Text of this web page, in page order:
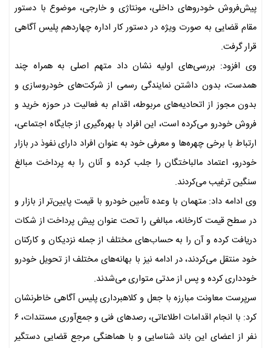
پیش‌فروش خودروهای داخلی، مونتاژی و خارجی، موضوع با دستور
مقام قضایی به‌ صورت ویژه در دستور کار اداره چهاردهم پلیس آگاهی
قرار گرفت.
وی افزود: بررسی‌های اولیه نشان داد متهم اصلی به همراه چند
همدست، بدون داشتن نمایندگی رسمی از شرکت‌های خودروسازی و
بدون مجوز از اتحادیه‌های مربوطه، اقدام به فعالیت در حوزه خرید و
فروش خودرو می‌کرده است، این افراد با بهره‌گیری از جایگاه اجتماعی،
ارتباط با برخی چهره‌ها و معرفی خود به عنوان افراد دارای نفوذ در بازار
خودرو، اعتماد مالباختگان را جلب کرده و آنان را به پرداخت مبالغ
سنگین ترغیب می‌کردند.
وی ادامه داد: متهمان با وعده تأمین خودرو با قیمت پایین‌تر از بازار و
در سطح قیمت کارخانه، مبالغی را تحت عنوان پیش‌ پرداخت از شکات
دریافت کرده و آن را به حساب‌های مختلف از جمله نزدیکان و کارکنان
خود منتقل می‌کردند، در ادامه نیز با بهانه‌های مختلف از تحویل خودرو
خودداری کرده و پس از مدتی متواری می‌شدند.
سرپرست معاونت مبارزه با جعل و کلاهبرداری پلیس آگاهی خاطرنشان
کرد: با انجام اقدامات اطلاعاتی، رصدهای فنی و جمع‌آوری مستندات، ۶
نفر از اعضای این باند شناسایی و با هماهنگی مرجع قضایی دستگیر